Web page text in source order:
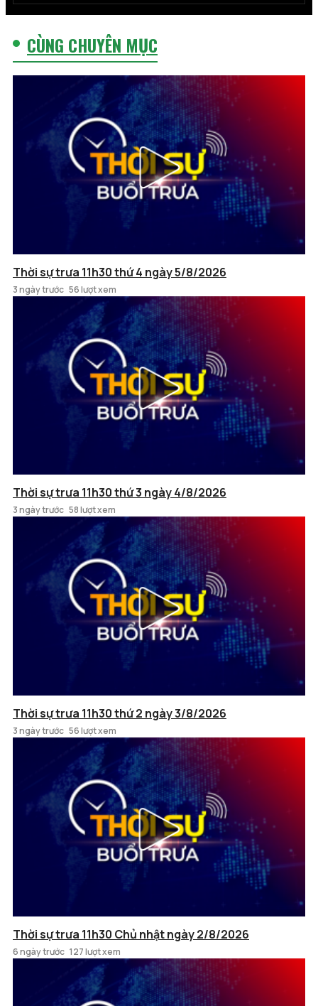
CÙNG CHUYÊN MỤC
Thời sự trưa 11h30 thứ 4 ngày 5/8/2026
3 ngày trước 56 lượt xem
Thời sự trưa 11h30 thứ 3 ngày 4/8/2026
3 ngày trước 58 lượt xem
Thời sự trưa 11h30 thứ 2 ngày 3/8/2026
3 ngày trước 56 lượt xem
Thời sự trưa 11h30 Chủ nhật ngày 2/8/2026
6 ngày trước 127 lượt xem